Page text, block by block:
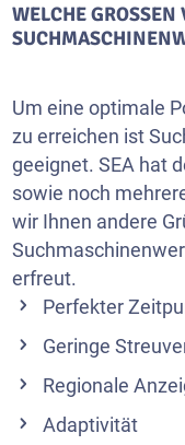
WELCHE GROSSEN
Um eine optimale
zu erreichen ist
geeignet. SEA hat
sowie noch
wir Ihnen andere
erfreut.
Perfekter
Geringe
Regionale
Adaptivität